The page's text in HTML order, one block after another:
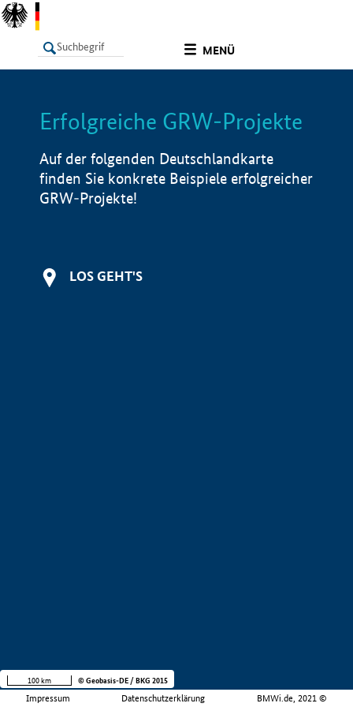
MENÜ
LISTE Info
Erfolgreiche GRW-Projekte
Auf der folgenden Deutschlandkarte
finden Sie konkrete Beispiele erfolgreicher
GRW-Projekte!
LOS GEHT'S
Impressum Datenschutzerklärung BMWi.de, 2021 ©
100 km © Geobasis-DE / BKG 2015